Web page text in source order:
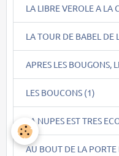
LA LIBRE VEROLE A LA
LA TOUR DE BABEL DE
APRES LES BOUGONS,
LES BOUCONS (1)
LA NUPES EST TRES
AU BOUT DE LA PORTE